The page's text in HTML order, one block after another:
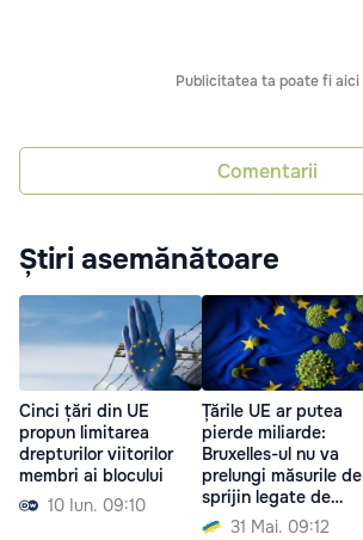
Publicitatea ta poate fi aici
Comentarii
Știri asemănătoare
Cinci țări din UE
propun limitarea
drepturilor viitorilor
membri ai blocului
10 Iun. 09:10
Țările UE ar putea
pierde miliarde:
Bruxelles-ul nu va
prelungi măsurile de
sprijin legate de
COVID31 Mai. 09:12